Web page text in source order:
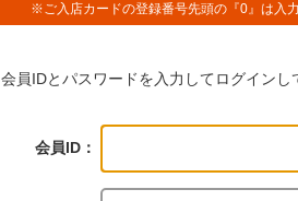
※ご入店カードの登録番号先頭の『0』は入
会員IDとパスワードを入力してログインし
会員ID：